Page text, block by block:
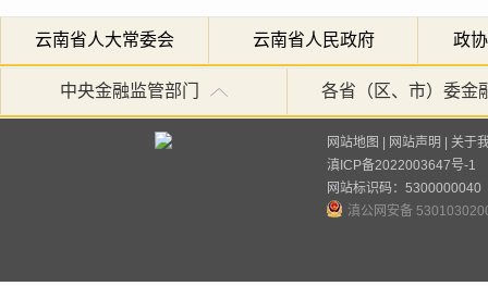
云南省人大常委会 云南省人民政府 政
中央金融监管部门 各省（区、市）委金
网站地图 网站声明
关于
滇ICP备2022003647号-1
网站标识码：5300000040
滇公网安备